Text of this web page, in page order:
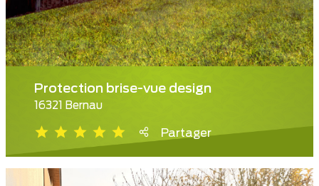
Protection brise-vue design
16321 Bernau
Partager